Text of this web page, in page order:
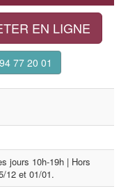
EN LIGNE
77 20 01
jours 10h-19h | Hors
12 et 01/01.